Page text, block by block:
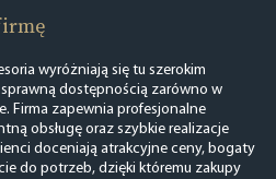
wyróżniają się tu szerokim
dostępnością zarówno w
Firma zapewnia profesjonalne
obsługę oraz szybkie realizacje
doceniają atrakcyjne ceny, bogaty
do potrzeb, dzięki któremu zakupy